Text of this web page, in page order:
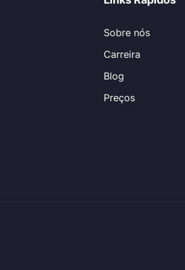
Sobre nós
Carreira
Blog
Preços